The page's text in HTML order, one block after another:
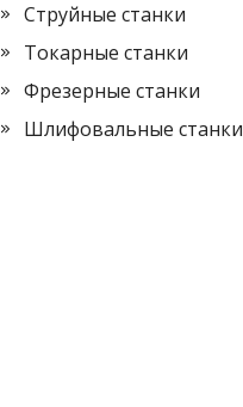
Струйные станки
Токарные станки
Фрезерные станки
Шлифовальные станки